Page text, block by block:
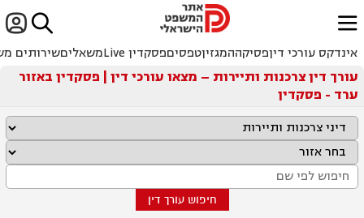

ﱐ
אינדקס עורכי דיןפסיקההמגזיןטפסיםפסקדין Live משאליםשירותים
עורך דין צרכנות ותיירות – מצאו עורכי דין | פסקדין באזור
ערד - פסקדין
חיפוש עורך דין